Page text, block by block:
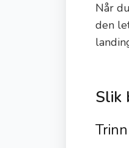
Når
den
Slik